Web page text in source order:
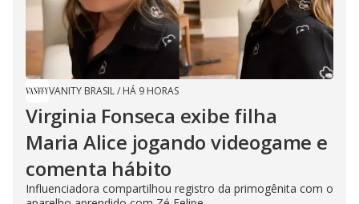
VANITY BRASIL/ HÁ 9 HORAS
Virginia Fonseca exibe filha
Maria Alice jogando videogame e
comenta hábito
Influenciadora compartilhou registro da primogênita com o